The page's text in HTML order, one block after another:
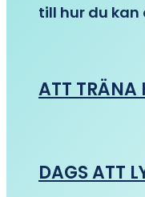
till hur du
ATT TRÄNA
DAGS ATT